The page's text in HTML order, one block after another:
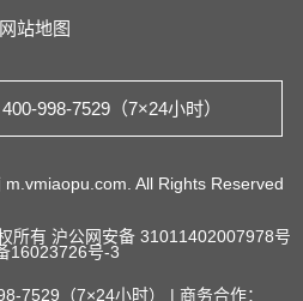
网站地图
998-7529（7×24小时）
All Rights Reserved
所有 沪公网安备 31011402007978号
16023726号-3
7529（7×24小时） | 商务合作：